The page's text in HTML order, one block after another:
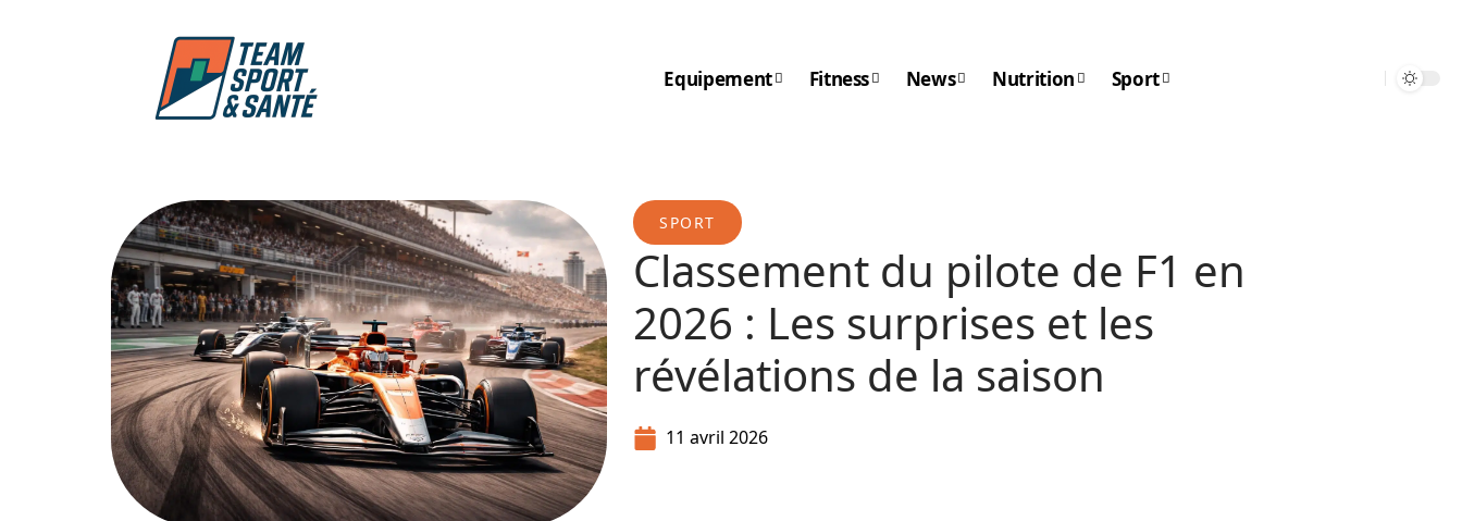
Equipement Fitness News Nutrition Sport
SPORT
Classement du pilote de F1 en
2026 : Les surprises et les
révélations de la saison
11 avril 2026